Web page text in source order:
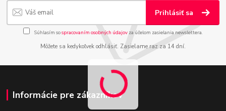
Prihlásiť sa
Súhlasím sospracovaním osobných údajov za účelom zasielania newslettera.
Môžete sa kedykoľvek odhlásiť. Zasielame raz za 14 dní.
Informácie pre zákazníkov